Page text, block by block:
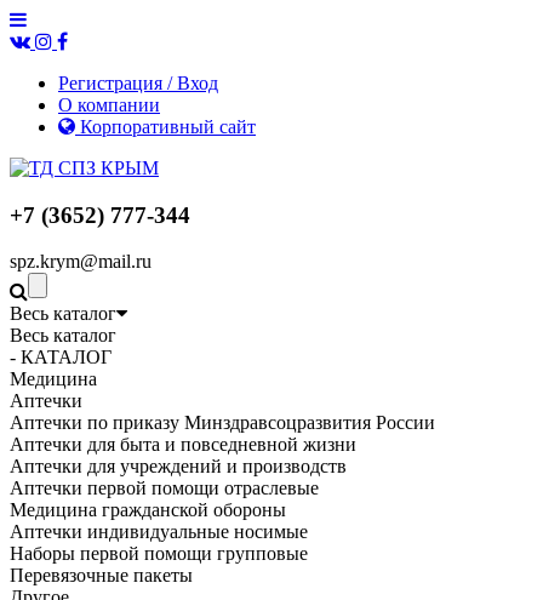
Регистрация / Вход
О компании
Корпоративный сайт
+7 (3652) 777-344
spz.krym@mail.ru
Весь каталог
Весь каталог
- КАТАЛОГ
Медицина
Аптечки
Аптечки по приказу Минздравсоцразвития России
Аптечки для быта и повседневной жизни
Аптечки для учреждений и производств
Аптечки первой помощи отраслевые
Медицина гражданской обороны
Аптечки индивидуальные носимые
Наборы первой помощи групповые
Перевязочные пакеты